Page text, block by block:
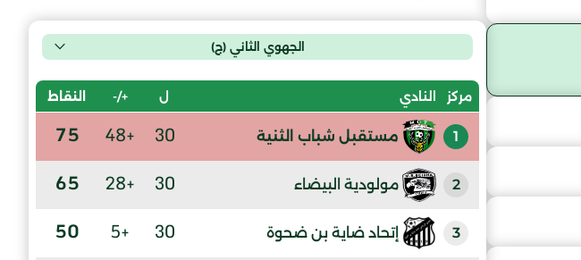
الجهوي الثاني (ج)
مركز النادي ل +/- النقاط
1 مستقبل شباب الثنية 30
+48
75
2 مولودية البيضاء 30
+28
65
3 إتحاد ضاية بن ضحوة 30
+5
50